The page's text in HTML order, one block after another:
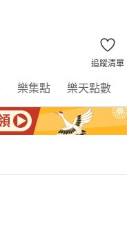
追蹤清單
樂集點 樂天點數